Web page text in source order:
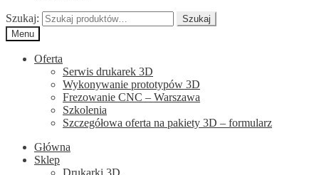
Szukaj:
Szukaj
Menu
Oferta
Serwis drukarek 3D
Wykonywanie prototypów 3D
Frezowanie CNC – Warszawa
Szkolenia
Szczegółowa oferta na pakiety 3D – formularz
Główna
Sklep
Drukarki 3D